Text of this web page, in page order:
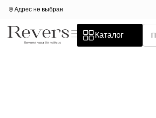
Адрес не выбран
Каталог